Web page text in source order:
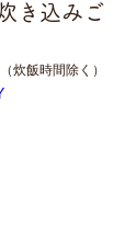
き込みご
炊飯時間除く）